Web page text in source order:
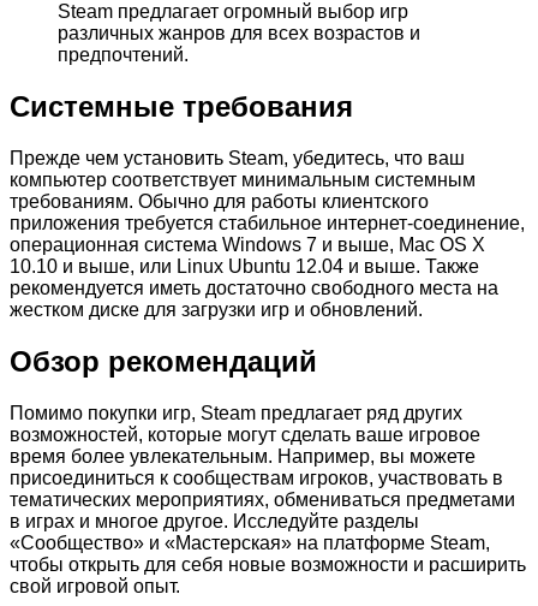
Steam предлагает огромный выбор игр
различных жанров для всех возрастов и
предпочтений.
Системные требования
Прежде чем установить Steam, убедитесь, что ваш
компьютер соответствует минимальным системным
требованиям. Обычно для работы клиентского
приложения требуется стабильное интернет-соединение,
операционная система Windows 7 и выше, Mac OS X
10.10 и выше, или Linux Ubuntu 12.04 и выше. Также
рекомендуется иметь достаточно свободного места на
жестком диске для загрузки игр и обновлений.
Обзор рекомендаций
Помимо покупки игр, Steam предлагает ряд других
возможностей, которые могут сделать ваше игровое
время более увлекательным. Например, вы можете
присоединиться к сообществам игроков, участвовать в
тематических мероприятиях, обмениваться предметами
в играх и многое другое. Исследуйте разделы
«Сообщество» и «Мастерская» на платформе Steam,
чтобы открыть для себя новые возможности и расширить
свой игровой опыт.